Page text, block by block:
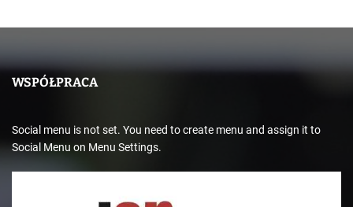
WSPÓŁPRACA
Social menu is not set. You need to create menu and assign it to
Social Menu on Menu Settings.